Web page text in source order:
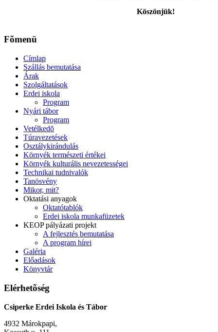
Köszönjük!
Fõmenü
Címlap
Szállás bemutatása
Árak
Szolgáltatások
Erdei iskola
Program
Nyári tábor
Program
Vetélkedõ
Túravezetések
Osztálykirándulás
Környék természeti értékei
Környék kulturális nevezetességei
Technikai tudnivalók
Tanösvény
Mikor, mit?
Oktatási anyagok
Oktatótablók
Erdei iskola munkafüzetek
KEOP pályázati projekt
A fejlesztés bemutatása
A program hírei
Galéria
Előadások
Könyvtár
Elérhetõség
Csiperke Erdei Iskola és Tábor
4932 Márokpapi,